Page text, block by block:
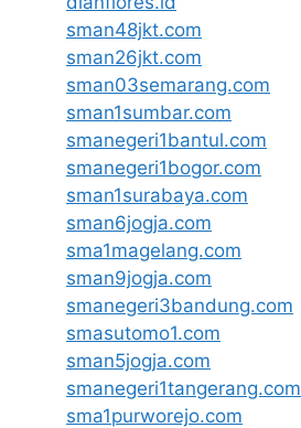
sman48jkt.com
sman26jkt.com
sman03semarang.com
sman1sumbar.com
smanegeri1bantul.com
smanegeri1bogor.com
sman1surabaya.com
sman6jogja.com
sma1magelang.com
sman9jogja.com
smanegeri3bandung.com
smasutomo1.com
sman5jogja.com
smanegeri1tangerang.com
sma1purworejo.com